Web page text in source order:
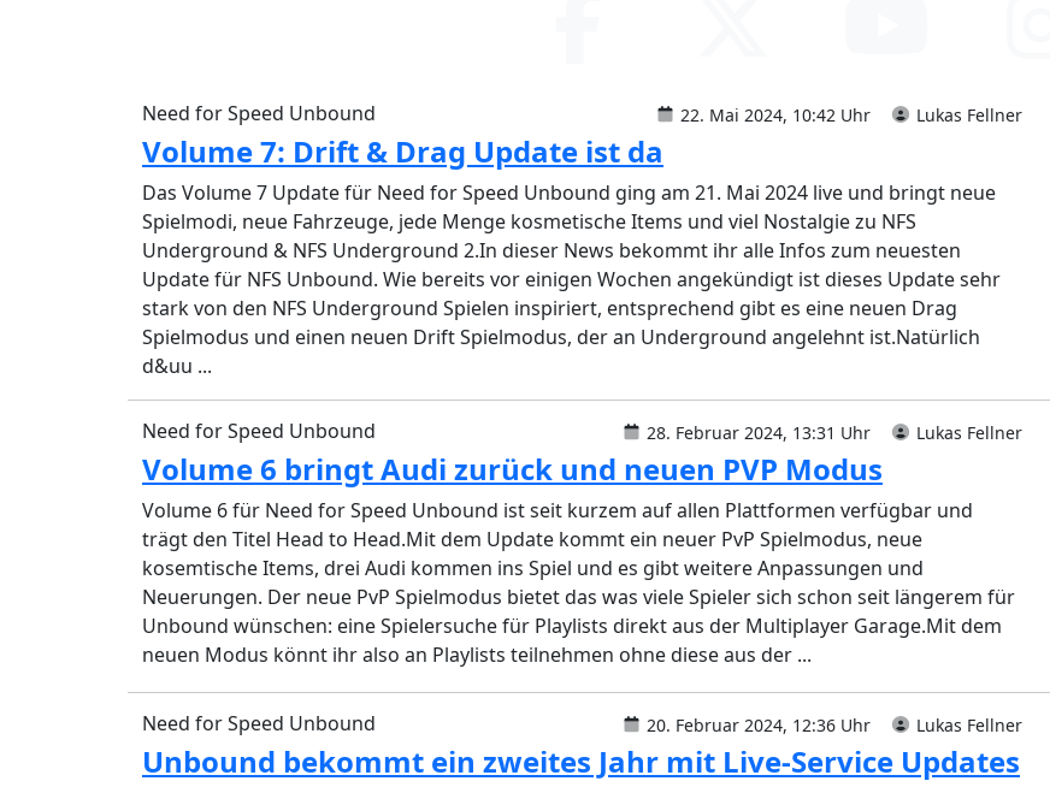
Need for Speed Unbound 22. Mai 2024, 10:42 Uhr Lukas Fellner
Volume 7: Drift & Drag Update ist da
Das Volume 7 Update für Need for Speed Unbound ging am 21. Mai 2024 live und bringt neue
Spielmodi, neue Fahrzeuge, jede Menge kosmetische Items und viel Nostalgie zu NFS
Underground & NFS Underground 2.In dieser News bekommt ihr alle Infos zum neuesten
Update für NFS Unbound. Wie bereits vor einigen Wochen angekündigt ist dieses Update sehr
stark von den NFS Underground Spielen inspiriert, entsprechend gibt es eine neuen Drag
Spielmodus und einen neuen Drift Spielmodus, der an Underground angelehnt ist.Natürlich
d&uu ...
Need for Speed Unbound 28. Februar 2024, 13:31 Uhr Lukas Fellner
Volume 6 bringt Audi zurück und neuen PVP Modus
Volume 6 für Need for Speed Unbound ist seit kurzem auf allen Plattformen verfügbar und
trägt den Titel Head to Head.Mit dem Update kommt ein neuer PvP Spielmodus, neue
kosemtische Items, drei Audi kommen ins Spiel und es gibt weitere Anpassungen und
Neuerungen. Der neue PvP Spielmodus bietet das was viele Spieler sich schon seit längerem für
Unbound wünschen: eine Spielersuche für Playlists direkt aus der Multiplayer Garage.Mit dem
neuen Modus könnt ihr also an Playlists teilnehmen ohne diese aus der ...
Need for Speed Unbound 20. Februar 2024, 12:36 Uhr Lukas Fellner
Unbound bekommt ein zweites Jahr mit Live-Service Updates